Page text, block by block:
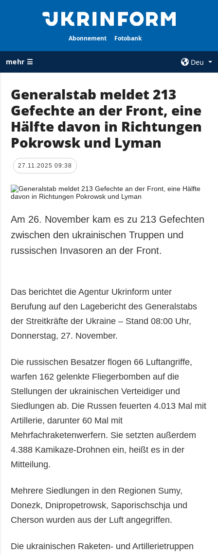
Abonnement Fotobank
mehr ☰
Deu
ALLE
RUBRIKEN
Krieg
Wiederaufbau
der Ukraine
Politik
Wirtschaft
Gesellschaft und
Kultur
Sport
Notfälle
AGENTUR
Über uns
Kontakte
und zum Schutz
personenbezogener
ZUSÄTZLICH
Veröffentlichungen
Interview
Fotos
Video
LEISTUNGEN
Abonnement
Generalstab meldet 213
Gefechte an der Front, eine
Hälfte davon in Richtungen
Pokrowsk und Lyman
27.11.2025 09:38
Am 26. November kam es zu 213 Gefechten
zwischen den ukrainischen Truppen und
russischen Invasoren an der Front.
Das berichtet die Agentur Ukrinform unter
Berufung auf den Lagebericht des Generalstabs
der Streitkräfte der Ukraine – Stand 08:00 Uhr,
Donnerstag, 27. November.
Die russischen Besatzer flogen 66 Luftangriffe,
warfen 162 gelenkte Fliegerbomben auf die
Stellungen der ukrainischen Verteidiger und
Siedlungen ab. Die Russen feuerten 4.013 Mal mit
Artillerie, darunter 60 Mal mit
Mehrfachraketenwerfern. Sie setzten außerdem
4.388 Kamikaze-Drohnen ein, heißt es in der
Mitteilung.
Mehrere Siedlungen in den Regionen Sumy,
Donezk, Dnipropetrowsk, Saporischschja und
Cherson wurden aus der Luft angegriffen.
Die ukrainischen Raketen- und Artillerietruppen